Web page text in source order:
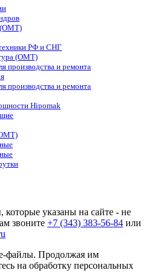
РФ и СНГ
(OMT)
производства и ремонта
производства и ремонта
Hipomak
указаны на сайте - не
звоните +7 (343) 383-56-84 или
файлы. Продолжая им
на обработку персональных